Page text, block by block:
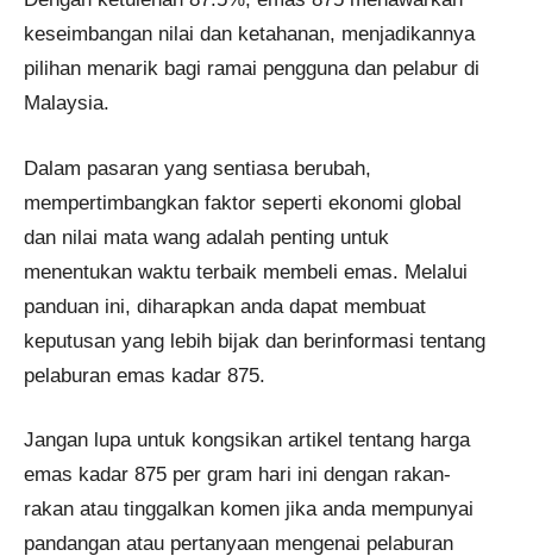
keseimbangan nilai dan ketahanan, menjadikannya
pilihan menarik bagi ramai pengguna dan pelabur di
Malaysia.
Dalam pasaran yang sentiasa berubah,
mempertimbangkan faktor seperti ekonomi global
dan nilai mata wang adalah penting untuk
menentukan waktu terbaik membeli emas. Melalui
panduan ini, diharapkan anda dapat membuat
keputusan yang lebih bijak dan berinformasi tentang
pelaburan emas kadar 875.
Jangan lupa untuk kongsikan artikel tentang harga
emas kadar 875 per gram hari ini dengan rakan-
rakan atau tinggalkan komen jika anda mempunyai
pandangan atau pertanyaan mengenai pelaburan